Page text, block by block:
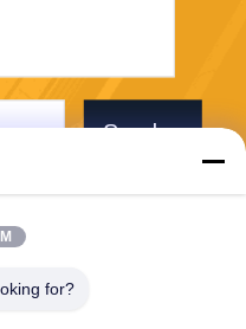
Senden
for?